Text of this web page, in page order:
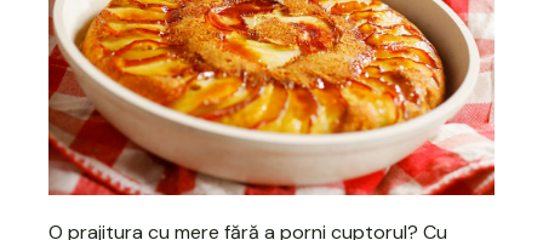
O prajitura cu mere fără a porni cuptorul? Cu